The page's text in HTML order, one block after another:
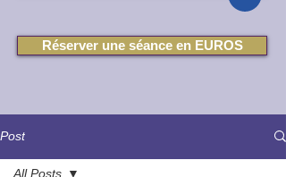
Réserver une séance en EUROS
Post
All Posts